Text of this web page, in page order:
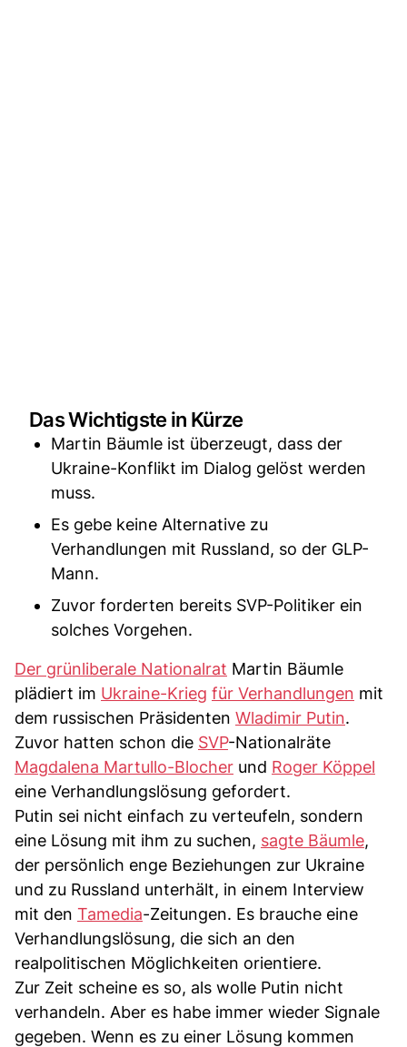
Das Wichtigste in Kürze
Martin Bäumle ist überzeugt, dass der
Ukraine-Konflikt im Dialog gelöst werden
muss.
Es gebe keine Alternative zu
Verhandlungen mit Russland, so der GLP-
Mann.
Zuvor forderten bereits SVP-Politiker ein
solches Vorgehen.
Der grünliberale Nationalrat Martin Bäumle
plädiert im Ukraine-Krieg für Verhandlungen mit
dem russischen Präsidenten Wladimir Putin.
Zuvor hatten schon die SVP-Nationalräte
Magdalena Martullo-Blocher und Roger Köppel
eine Verhandlungslösung gefordert.
Putin sei nicht einfach zu verteufeln, sondern
eine Lösung mit ihm zu suchen, sagte Bäumle,
der persönlich enge Beziehungen zur Ukraine
und zu Russland unterhält, in einem Interview
mit den Tamedia-Zeitungen. Es brauche eine
Verhandlungslösung, die sich an den
realpolitischen Möglichkeiten orientiere.
Zur Zeit scheine es so, als wolle Putin nicht
verhandeln. Aber es habe immer wieder Signale
gegeben. Wenn es zu einer Lösung kommen